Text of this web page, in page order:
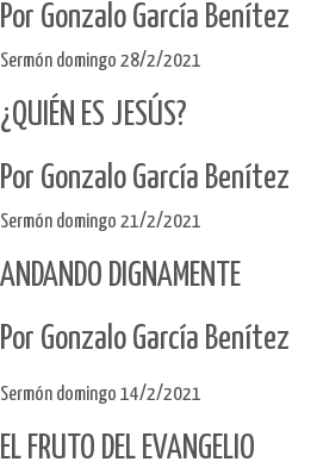
Por Gonzalo García Benítez​
Sermón domingo 28/2/2021
¿QUIÉN ES JESÚS?
Por Gonzalo García Benítez​
Sermón domingo 21/2/2021
ANDANDO DIGNAMENTE
Por Gonzalo García Benítez
Sermón domingo 14/2/2021
EL FRUTO DEL EVANGELIO